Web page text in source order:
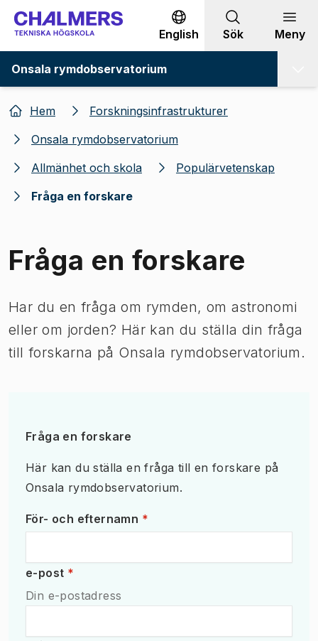
Gå till innehållet
English Sök Meny
Onsala rymdobservatorium
Hem
Forskningsinfrastrukturer
Onsala rymdobservatorium
Allmänhet och skola
Populärvetenskap
Fråga en forskare
Fråga en forskare
Har du en fråga om rymden, om astronomi
eller om jorden? Här kan du ställa din fråga
till forskarna på Onsala rymdobservatorium.
Fråga en forskare
Här kan du ställa en fråga till en forskare på
Onsala rymdobservatorium.
För- och efternamn Obligatoriskt fält
*
e-postObligatoriskt fält
*
Din e-postadress